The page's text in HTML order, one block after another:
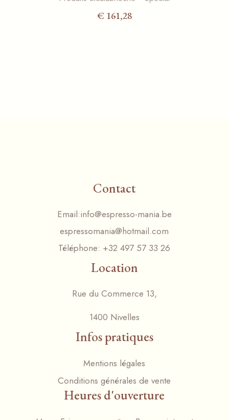
€ 161,28
Contact
Email:info@espresso-mania.be
espressomania@hotmail.com
Téléphone: +32 497 57 33 26
Location
Rue du Commerce 13,
1400 Nivelles
Infos pratiques
Mentions légales
Conditions générales de vente
Heures d'ouverture